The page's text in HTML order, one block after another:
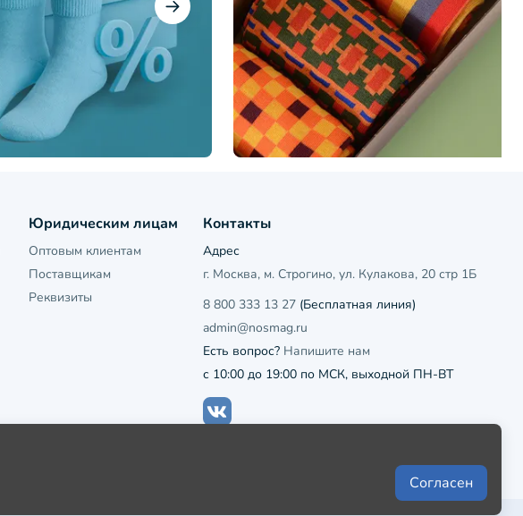
Юридическим лицам
Оптовым клиентам
Поставщикам
Реквизиты
Контакты
Адрес
г. Москва, м. Строгино, ул. Кулакова, 20 стр 1Б
8 800 333 13 27(Бесплатная линия)
admin@nosmag.ru
Есть вопрос? Напишите нам
с 10:00 до 19:00 по МСК, выходной ПН-ВТ
Согласен